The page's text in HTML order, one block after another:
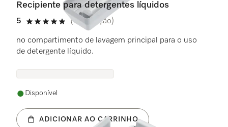
Recipiente para detergentes líquidos
5
5 estrela(s) de 5
(1 avaliação)
no compartimento de lavagem principal para o uso
de detergente líquido.
Disponível
ADICIONAR AO CARRINHO